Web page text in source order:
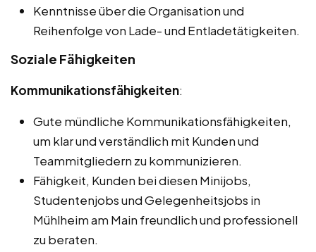
Kenntnisse über die Organisation und
Reihenfolge von Lade- und Entladetätigkeiten.
Soziale Fähigkeiten
Kommunikationsfähigkeiten:
Gute mündliche Kommunikationsfähigkeiten,
um klar und verständlich mit Kunden und
Teammitgliedern zu kommunizieren.
Fähigkeit, Kunden bei diesen Minijobs,
Studentenjobs und Gelegenheitsjobs in
Mühlheim am Main freundlich und professionell
zu beraten.